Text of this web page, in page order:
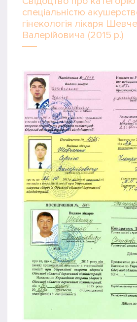
спеціальністю
гінекологія лікаря
Валерійовича (2015 р.)